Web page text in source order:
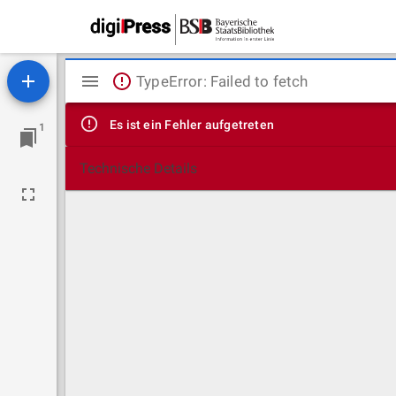
1
Mirador
Viewer
TypeError: Failed to fetch
Es ist ein Fehler aufgetreten
Technische Details